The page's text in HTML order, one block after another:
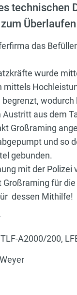
das
wurde
aus dem
Großraming
und so
gebunden.
mit der
Großraming für
dessen Mithilfe!
A2000/200,